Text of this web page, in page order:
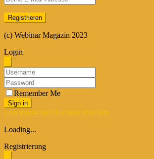
(c) Webinar Magazin 2023
Login
Remember Me
Sign in
Lost Password?Account erstellen
Loading...
Registrierung